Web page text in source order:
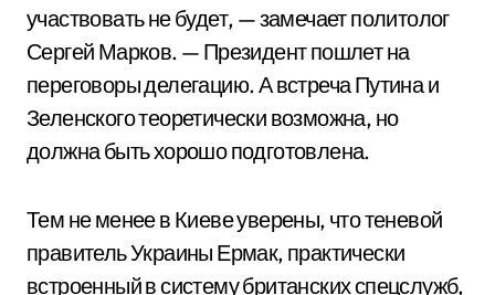
участвовать не будет, — замечает политолог
Сергей Марков. — Президент пошлет на
переговоры делегацию. А встреча Путина и
Зеленского теоретически возможна, но
должна быть хорошо подготовлена.
Тем не менее в Киеве уверены, что теневой
правитель Украины Ермак, практически
встроенный в систему британских спецслужб,